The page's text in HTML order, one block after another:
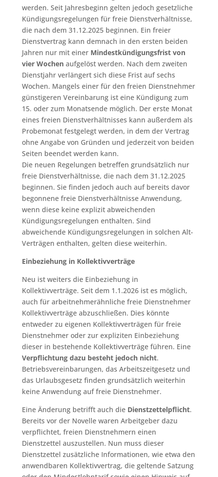
werden. Seit Jahresbeginn gelten jedoch gesetzliche
Kündigungsregelungen für freie Dienstverhältnisse,
die nach dem 31.12.2025 beginnen. Ein freier
Dienstvertrag kann demnach in den ersten beiden
Jahren nur mit einer Mindestkündigungsfrist von
vier Wochenaufgelöst werden. Nach dem zweiten
Dienstjahr verlängert sich diese Frist auf sechs
Wochen. Mangels einer für den freien Dienstnehmer
günstigeren Vereinbarung ist eine Kündigung zum
15. oder zum Monatsende möglich. Der erste Monat
eines freien Dienstverhältnisses kann außerdem als
Probemonat festgelegt werden, in dem der Vertrag
ohne Angabe von Gründen und jederzeit von beiden
Seiten beendet werden kann.
Die neuen Regelungen betreffen grundsätzlich nur
freie Dienstverhältnisse, die nach dem 31.12.2025
beginnen. Sie finden jedoch auch auf bereits davor
begonnene freie Dienstverhältnisse Anwendung,
wenn diese keine explizit abweichenden
Kündigungsregelungen enthalten. Sind
abweichende Kündigungsregelungen in solchen Alt-
Verträgen enthalten, gelten diese weiterhin.
Einbeziehung in Kollektivverträge
Neu ist weiters die Einbeziehung in
Kollektivverträge. Seit dem 1.1.2026 ist es möglich,
auch für arbeitnehmerähnliche freie Dienstnehmer
Kollektivverträge abzuschließen. Dies könnte
entweder zu eigenen Kollektivverträgen für freie
Dienstnehmer oder zur expliziten Einbeziehung
dieser in bestehende Kollektivverträge führen. Eine
Verpflichtung dazu besteht jedoch nicht.
Betriebsvereinbarungen, das Arbeitszeitgesetz und
das Urlaubsgesetz finden grundsätzlich weiterhin
keine Anwendung auf freie Dienstnehmer.
Eine Änderung betrifft auch die Dienstzettelpflicht.
Bereits vor der Novelle waren Arbeitgeber dazu
verpflichtet, freien Dienstnehmern einen
Dienstzettel auszustellen. Nun muss dieser
Dienstzettel zusätzliche Informationen, wie etwa den
anwendbaren Kollektivvertrag, die geltende Satzung